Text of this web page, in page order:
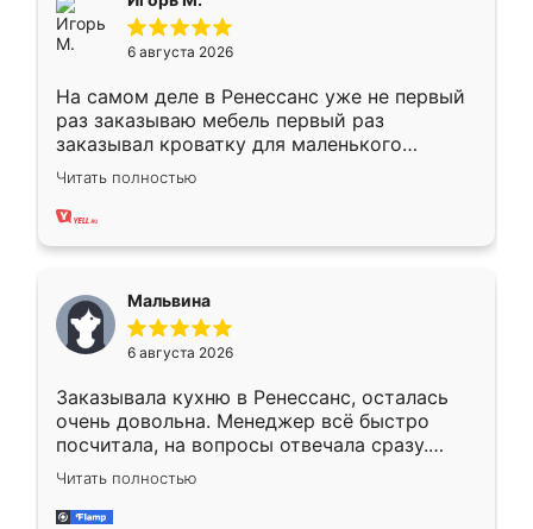
6 августа 2026
На самом деле в Ренессанс уже не первый
раз заказываю мебель первый раз
заказывал кроватку для маленького
ребёнка при его рождении ,во второй раз
заказал шкаф-купе. По качеству очень
хорошее сборка достаточно быстрая,
меньше, здесь же он более разнообразный.
Мне нравится ,если что-то потребуется из
мебели буду заказывать только здесь.
Читать полностью
Мальвина
6 августа 2026
Заказывала кухню в Ренессанс, осталась
очень довольна. Менеджер всё быстро
посчитала, на вопросы отвечала сразу.
Замерщик приехал в субботу, подошёл к
делу со всей ответственностью. Собрали
за день, ребята работали аккуратно, даже
Читать полностью